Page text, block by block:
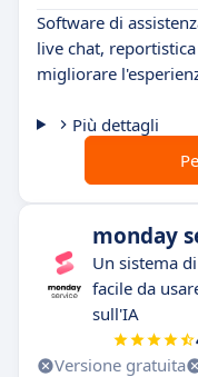
Software di
live chat,
migliorare
Più dettagli
monday
Un sistema
facile da
sull'IA
Versione gratuita